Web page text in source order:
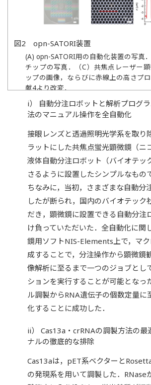
図2 opn-SATORI装置
(A) opn-SATORI用の自動化装置の写真
チップの写真．（C）共焦点レーザー
ップの画像，ならびに赤線上の高さプ
献4より改変．
i） 自動分注ロボットと解析プログ
法のマニュアル操作を全自動化
接眼レンズと透過照明光学系を取り
ラットにした共焦点蛍光顕微鏡（ニ
液体自動分注ロボット（バイオテッ
さるように設置したシンプルなもの
ちなみに，当初，さまざまな自動分
したが断られ，国内のバイオテック
だき，顕微鏡に設置できる自動分注
け負っていただいた．全自動化に関
鏡用ソフトNIS-Elements上で，マ
成することで，分注操作から顕微鏡
像解析に至るまで一つのジョブとし
ションを実行することが可能となっ
ル調製からRNA遺伝子の個数定量に
化することに成功した．
ii） Cas13a・crRNAの調製方法の最
ナルの徹底的な排除
Cas13aは，pET系ベクターと
の発現系を用いて調製した．RNase